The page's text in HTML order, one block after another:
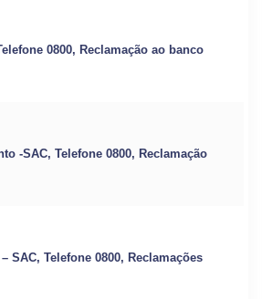
0800, Reclamação ao banco
-SAC, Telefone 0800, Reclamação
SAC, Telefone 0800, Reclamações